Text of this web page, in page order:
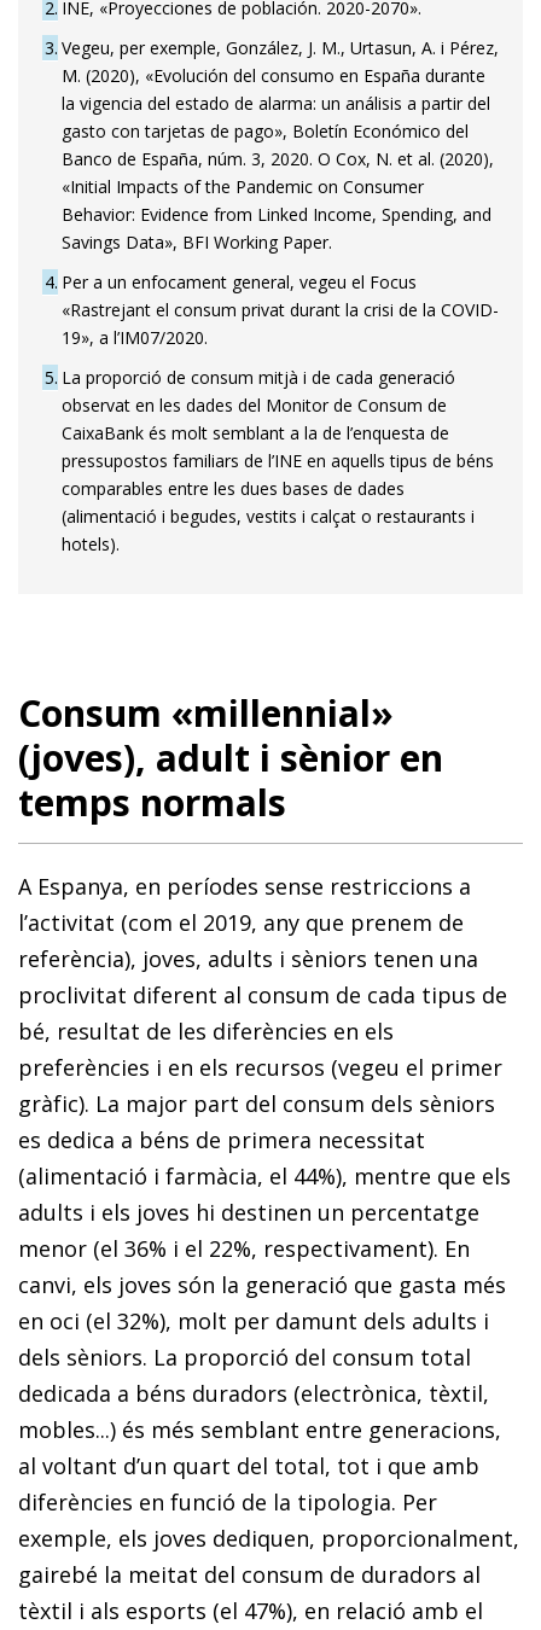
2 INE, «Proyecciones de población. 2020-2070».
3 Vegeu, per exemple, González, J. M., Urtasun, A. i Pérez,
M. (2020), «Evolución del consumo en España durante
la vigencia del estado de alarma: un análisis a partir del
gasto con tarjetas de pago», Boletín Económico del
Banco de España, núm. 3, 2020. O Cox, N. et al. (2020),
«Initial Impacts of the Pandemic on Consumer
Behavior: Evidence from Linked Income, Spending, and
Savings Data», BFI Working Paper.
4 Per a un enfocament general, vegeu el Focus
«Rastrejant el consum privat durant la crisi de la COVID-
19», a l’IM07/2020.
5 La proporció de consum mitjà i de cada generació
observat en les dades del Monitor de Consum de
CaixaBank és molt semblant a la de l’enquesta de
pressupostos familiars de l’INE en aquells tipus de béns
comparables entre les dues bases de dades
(alimentació i begudes, vestits i calçat o restaurants i
hotels).
Consum «millennial»
(joves), adult i sènior en
temps normals
A Espanya, en períodes sense restriccions a
l’activitat (com el 2019, any que prenem de
referència), joves, adults i sèniors tenen una
proclivitat diferent al consum de cada tipus de
bé, resultat de les diferències en els
preferències i en els recursos (vegeu el primer
gràfic). La major part del consum dels sèniors
es dedica a béns de primera necessitat
(alimentació i farmàcia, el 44%), mentre que els
adults i els joves hi destinen un percentatge
menor (el 36% i el 22%, respectivament). En
canvi, els joves són la generació que gasta més
en oci (el 32%), molt per damunt dels adults i
dels sèniors. La proporció del consum total
dedicada a béns duradors (electrònica, tèxtil,
mobles...) és més semblant entre generacions,
al voltant d’un quart del total, tot i que amb
diferències en funció de la tipologia. Per
exemple, els joves dediquen, proporcionalment,
gairebé la meitat del consum de duradors al
tèxtil i als esports (el 47%), en relació amb el